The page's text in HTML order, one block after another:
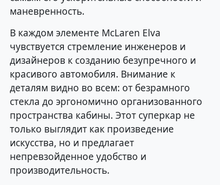
маневренность.
В каждом элементе McLaren Elva
чувствуется стремление инженеров и
дизайнеров к созданию безупречного и
красивого автомобиля. Внимание к
деталям видно во всем: от безрамного
стекла до эргономично организованного
пространства кабины. Этот суперкар не
только выглядит как произведение
искусства, но и предлагает
непревзойденное удобство и
производительность.